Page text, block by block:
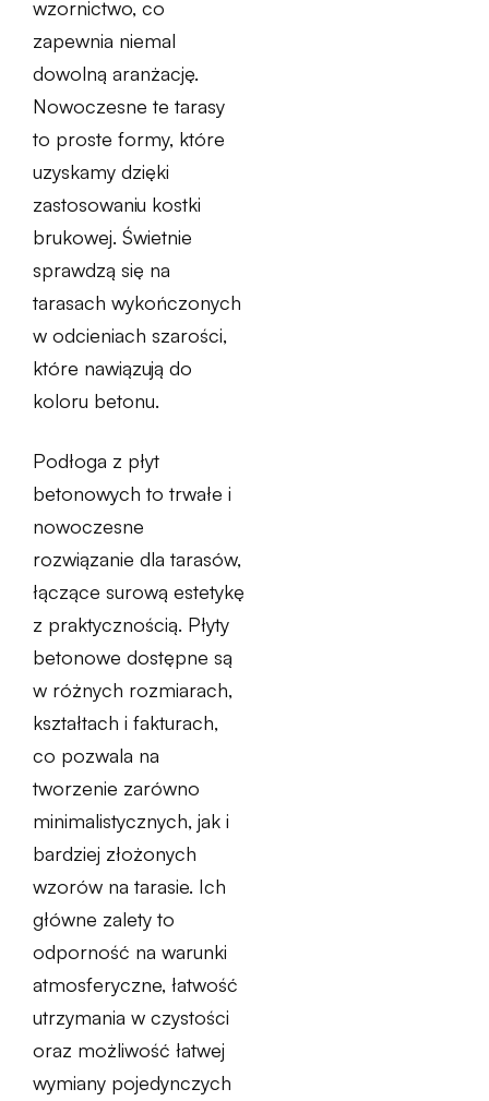
wzornictwo, co
zapewnia niemal
dowolną aranżację.
Nowoczesne te tarasy
to proste formy, które
uzyskamy dzięki
zastosowaniu kostki
brukowej. Świetnie
sprawdzą się na
tarasach wykończonych
w odcieniach szarości,
które nawiązują do
koloru betonu.
Podłoga z płyt
betonowych to trwałe i
nowoczesne
rozwiązanie dla tarasów,
łączące surową estetykę
z praktycznością. Płyty
betonowe dostępne są
w różnych rozmiarach,
kształtach i fakturach,
co pozwala na
tworzenie zarówno
minimalistycznych, jak i
bardziej złożonych
wzorów na tarasie. Ich
główne zalety to
odporność na warunki
atmosferyczne, łatwość
utrzymania w czystości
oraz możliwość łatwej
wymiany pojedynczych